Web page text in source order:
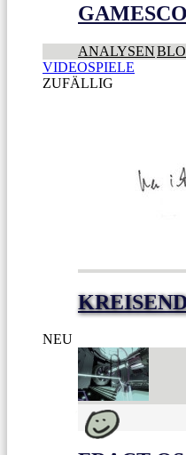
ANALYSEN
VIDEOSPIELE
ZUFÄLLIG
NEU